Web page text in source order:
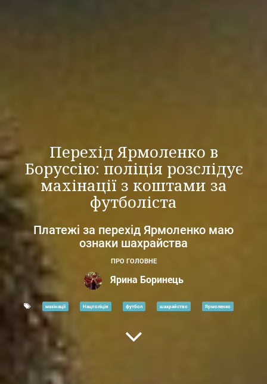
Перехід Ярмоленко в
Боруссію: поліція розслідує
махінації з коштами за
футболіста
Платежі за перехід Ярмоленко маю
ознаки шахрайства
ПРО ГОЛОВНЕ
Ярина Боринець
махінації Нацполіція футбол шахрайство Ярмоленко